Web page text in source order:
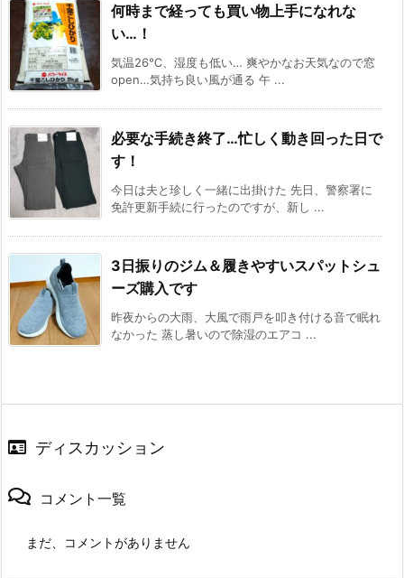
何時まで経っても買い物上手になれな
い…！
気温26℃、湿度も低い… 爽やかなお天気なので窓
open…気持ち良い風が通る 午 ...
必要な手続き終了…忙しく動き回った日で
す！
今日は夫と珍しく一緒に出掛けた 先日、警察署に
免許更新手続に行ったのですが、新し ...
3日振りのジム＆履きやすいスパットシュ
ーズ購入です
昨夜からの大雨、大風で雨戸を叩き付ける音で眠れ
なかった 蒸し暑いので除湿のエアコ ...
ディスカッション
コメント一覧
まだ、コメントがありません